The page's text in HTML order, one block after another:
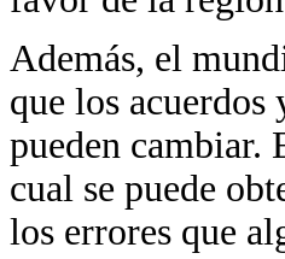
Además, el
que los
pueden cambiar.
cual se puede
los errores que